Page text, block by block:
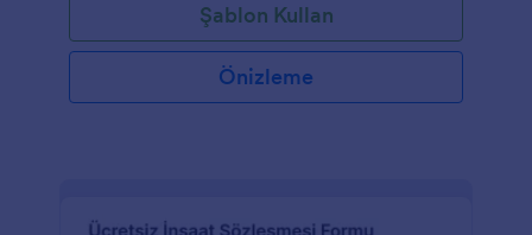
Şablon Kullan
Önizleme